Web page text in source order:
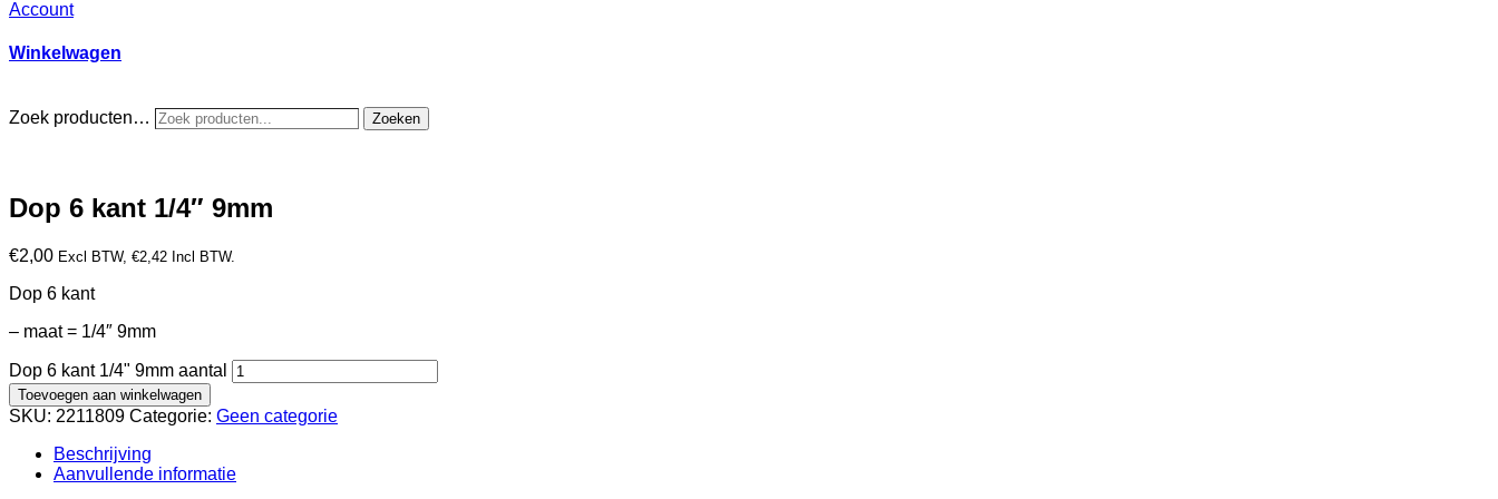
Account
Winkelwagen
Zoek producten… Zoeken
Dop 6 kant 1/4″ 9mm
€2,00 Excl BTW, €2,42 Incl BTW.
Dop 6 kant
– maat = 1/4″ 9mm
Dop 6 kant 1/4" 9mm aantal
Toevoegen aan winkelwagen
SKU: 2211809 Categorie: Geen categorie
Beschrijving
Aanvullende informatie